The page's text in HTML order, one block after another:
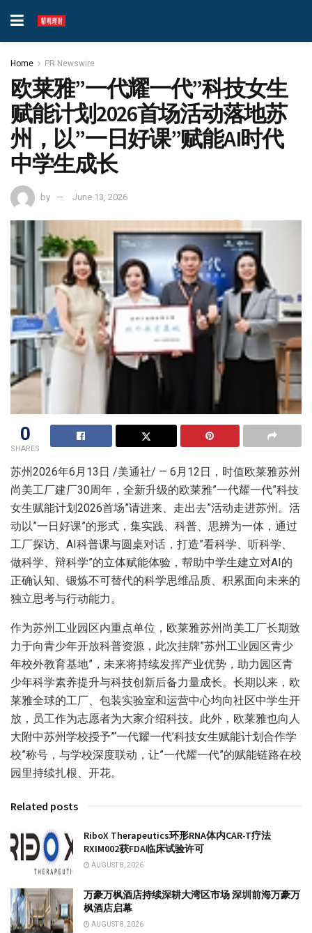
Home PR Newswire
欧莱雅”一代耀一代”科技女生
赋能计划2026首场活动落地苏
州，以”一日好课”赋能AI时代
中学生成长
by June 13, 2026
0
SHARES
苏州2026年6月13日 /美通社/ — 6月12日，时值欧莱雅苏州
尚美工厂建厂30周年，全新升级的欧莱雅”一代耀一代”科技
女生赋能计划2026首场”请进来、走出去”活动走进苏州。活
动以”一日好课”的形式，集实践、科普、思辨为一体，通过
工厂探访、AI科普课与圆桌对话，打造”看科学、听科学、
做科学、辩科学”的立体赋能体验，帮助中学生建立对AI的
正确认知、锻炼不可替代的科学思维品质、积累面向未来的
独立思考与行动能力。
作为苏州工业园区内重点单位，欧莱雅苏州尚美工厂长期致
力于向青少年开放科普资源，此次挂牌”苏州工业园区青少
年校外教育基地”，未来将持续发挥产业优势，助力园区青
少年科学素养提升与科技创新后备力量成长。长期以来，欧
莱雅全球的工厂、包装实验室和运营中心均向社区中学生开
放，员工作为志愿者为大家介绍科技。此外，欧莱雅也向人
大附中苏州学校授予”‘一代耀一代’科技女生赋能计划合作学
校”称号，与学校深度联动，让”一代耀一代”的赋能链路在校
园里持续扎根、开花。
Related posts
RiboX Therapeutics环形RNA体内CAR-T疗法
RXIM002获FDA临床试验许可
AUGUST 8, 2026
万豪万枫酒店持续深耕大湾区市场 深圳前海万豪万
枫酒店启幕
AUGUST 8, 2026